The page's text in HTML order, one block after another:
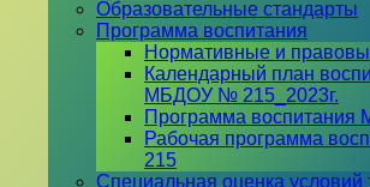
Образовательные стандарты
Программа воспитания
Нормативные и
Календарный план
МБДОУ № 215_2023г.
Программа
Рабочая программа
215
Специальная оценка условий